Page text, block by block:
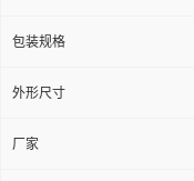
包装规格
外形尺寸
厂家